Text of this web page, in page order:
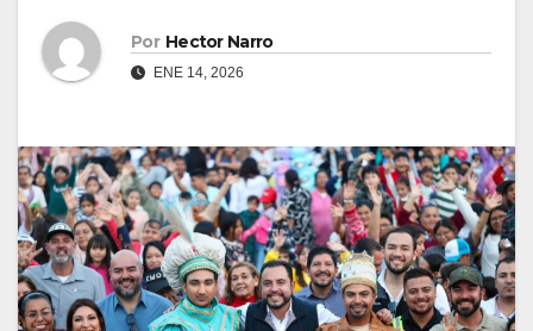
Por Hector Narro
ENE 14, 2026